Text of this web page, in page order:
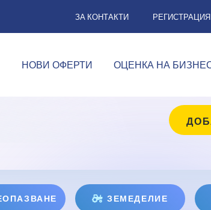
ЗА КОНТАКТИ РЕГИСТРАЦИЯ
НОВИ ОФЕРТИ ОЦЕНКА НА
ЗЕМЕДЕЛИЕ